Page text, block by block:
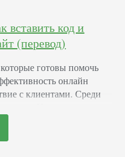
вставить код и
(перевод)
готовы помочь
онлайн
с клиентами. Среди
установить их на свой
Как бы иронично это не